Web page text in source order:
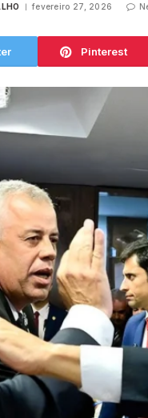
fevereiro 27, 2026
Pinterest